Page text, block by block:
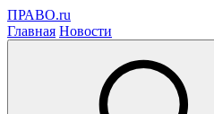
ПРАВО.ru
Главная Новости